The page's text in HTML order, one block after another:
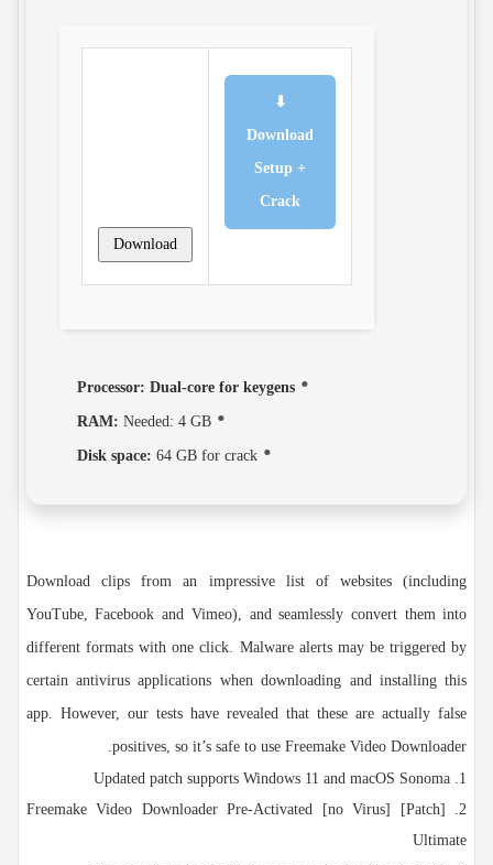
⬇
Download
Setup +
Crack
Download
Processor: Dual-core for keygens
RAM: Needed: 4 GB
Disk space: 64 GB for crack
Download clips from an impressive list of websites (including
YouTube, Facebook and Vimeo), and seamlessly convert them into
different formats with one click. Malware alerts may be triggered by
certain antivirus applications when downloading and installing this
app. However, our tests have revealed that these are actually false
positives, so it’s safe to use Freemake Video Downloader.
Updated patch supports Windows 11 and macOS Sonoma
Freemake Video Downloader Pre-Activated [no Virus] [Patch]
Ultimate